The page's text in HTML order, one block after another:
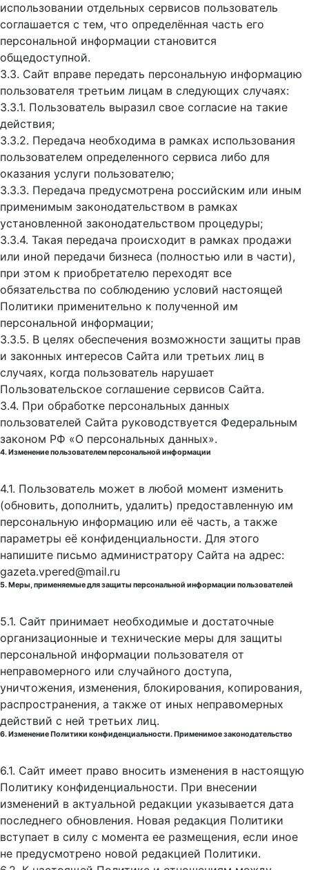
использовании отдельных сервисов пользователь
соглашается с тем, что определённая часть его
персональной информации становится
общедоступной.
3.3. Сайт вправе передать персональную информацию
пользователя третьим лицам в следующих случаях:
3.3.1. Пользователь выразил свое согласие на такие
действия;
3.3.2. Передача необходима в рамках использования
пользователем определенного сервиса либо для
оказания услуги пользователю;
3.3.3. Передача предусмотрена российским или иным
применимым законодательством в рамках
установленной законодательством процедуры;
3.3.4. Такая передача происходит в рамках продажи
или иной передачи бизнеса (полностью или в части),
при этом к приобретателю переходят все
обязательства по соблюдению условий настоящей
Политики применительно к полученной им
персональной информации;
3.3.5. В целях обеспечения возможности защиты прав
и законных интересов Сайта или третьих лиц в
случаях, когда пользователь нарушает
Пользовательское соглашение сервисов Сайта.
3.4. При обработке персональных данных
пользователей Сайта руководствуется Федеральным
законом РФ «О персональных данных».
4. Изменение пользователем персональной информации
4.1. Пользователь может в любой момент изменить
(обновить, дополнить, удалить) предоставленную им
персональную информацию или её часть, а также
параметры её конфиденциальности. Для этого
напишите письмо администратору Сайта на адрес:
gazeta.vpered@mail.ru
5. Меры, применяемые для защиты персональной информации пользователей
5.1. Сайт принимает необходимые и достаточные
организационные и технические меры для защиты
персональной информации пользователя от
неправомерного или случайного доступа,
уничтожения, изменения, блокирования, копирования,
распространения, а также от иных неправомерных
действий с ней третьих лиц.
6. Изменение Политики конфиденциальности. Применимое законодательство
6.1. Сайт имеет право вносить изменения в настоящую
Политику конфиденциальности. При внесении
изменений в актуальной редакции указывается дата
последнего обновления. Новая редакция Политики
вступает в силу с момента ее размещения, если иное
не предусмотрено новой редакцией Политики.